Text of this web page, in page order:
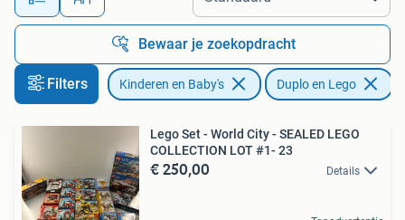
Bewaar je zoekopdracht
Filters Kinderen en Baby's Duplo en Lego
Lego Set - World City - SEALED LEGO
COLLECTION LOT #1- 23
€ 250,00 Details